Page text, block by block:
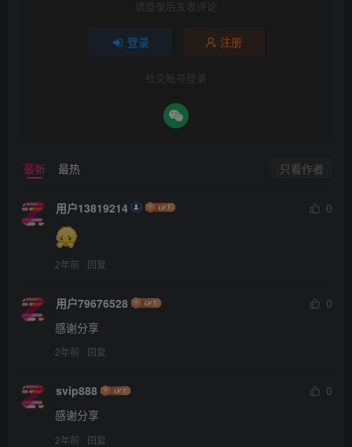
请登录后发表评论
登录 注册
社交账号登录
最新 最热 只看作者
用户13819214 0
2年前 回复
用户79676528
0
感谢分享
2年前 回复
svip888
0
感谢分享
2年前 回复